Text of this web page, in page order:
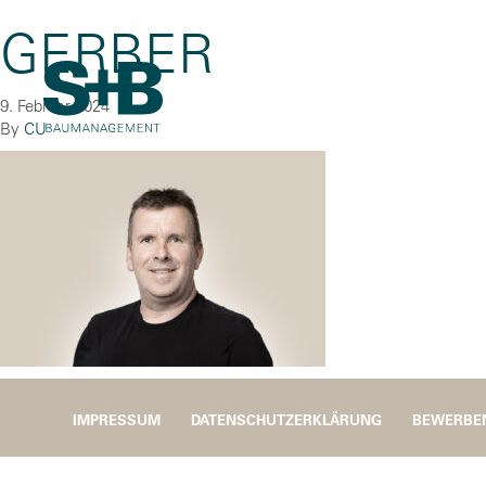
GERBER
9. Februar 2024
By CU
IMPRESSUM DATENSCHUTZERKLÄRUNG